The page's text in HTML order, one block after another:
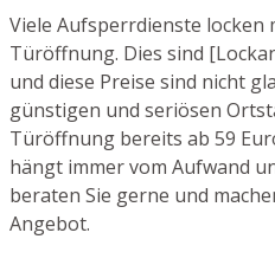
Viele Aufsperrdienste locken
Türöffnung. Dies sind
und diese Preise sind nicht
günstigen und seriösen
Türöffnung bereits ab 59
hängt immer vom Aufwand
beraten Sie gerne und
Angebot.